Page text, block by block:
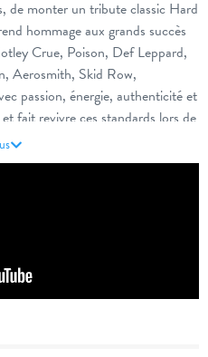
de monter un tribute classic Hard
hommage aux grands succès
Crue, Poison, Def Leppard,
Aerosmith, Skid Row,
passion, énergie, authenticité et
fait revivre ces standards lors de